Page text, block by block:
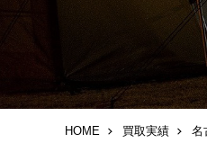
HOME 買取実績 名